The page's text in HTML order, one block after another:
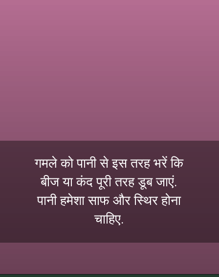
गमले को पानी से इस तरह भरें कि
बीज या कंद पूरी तरह डूब जाएं.
पानी हमेशा साफ और स्थिर होना
चाहिए.